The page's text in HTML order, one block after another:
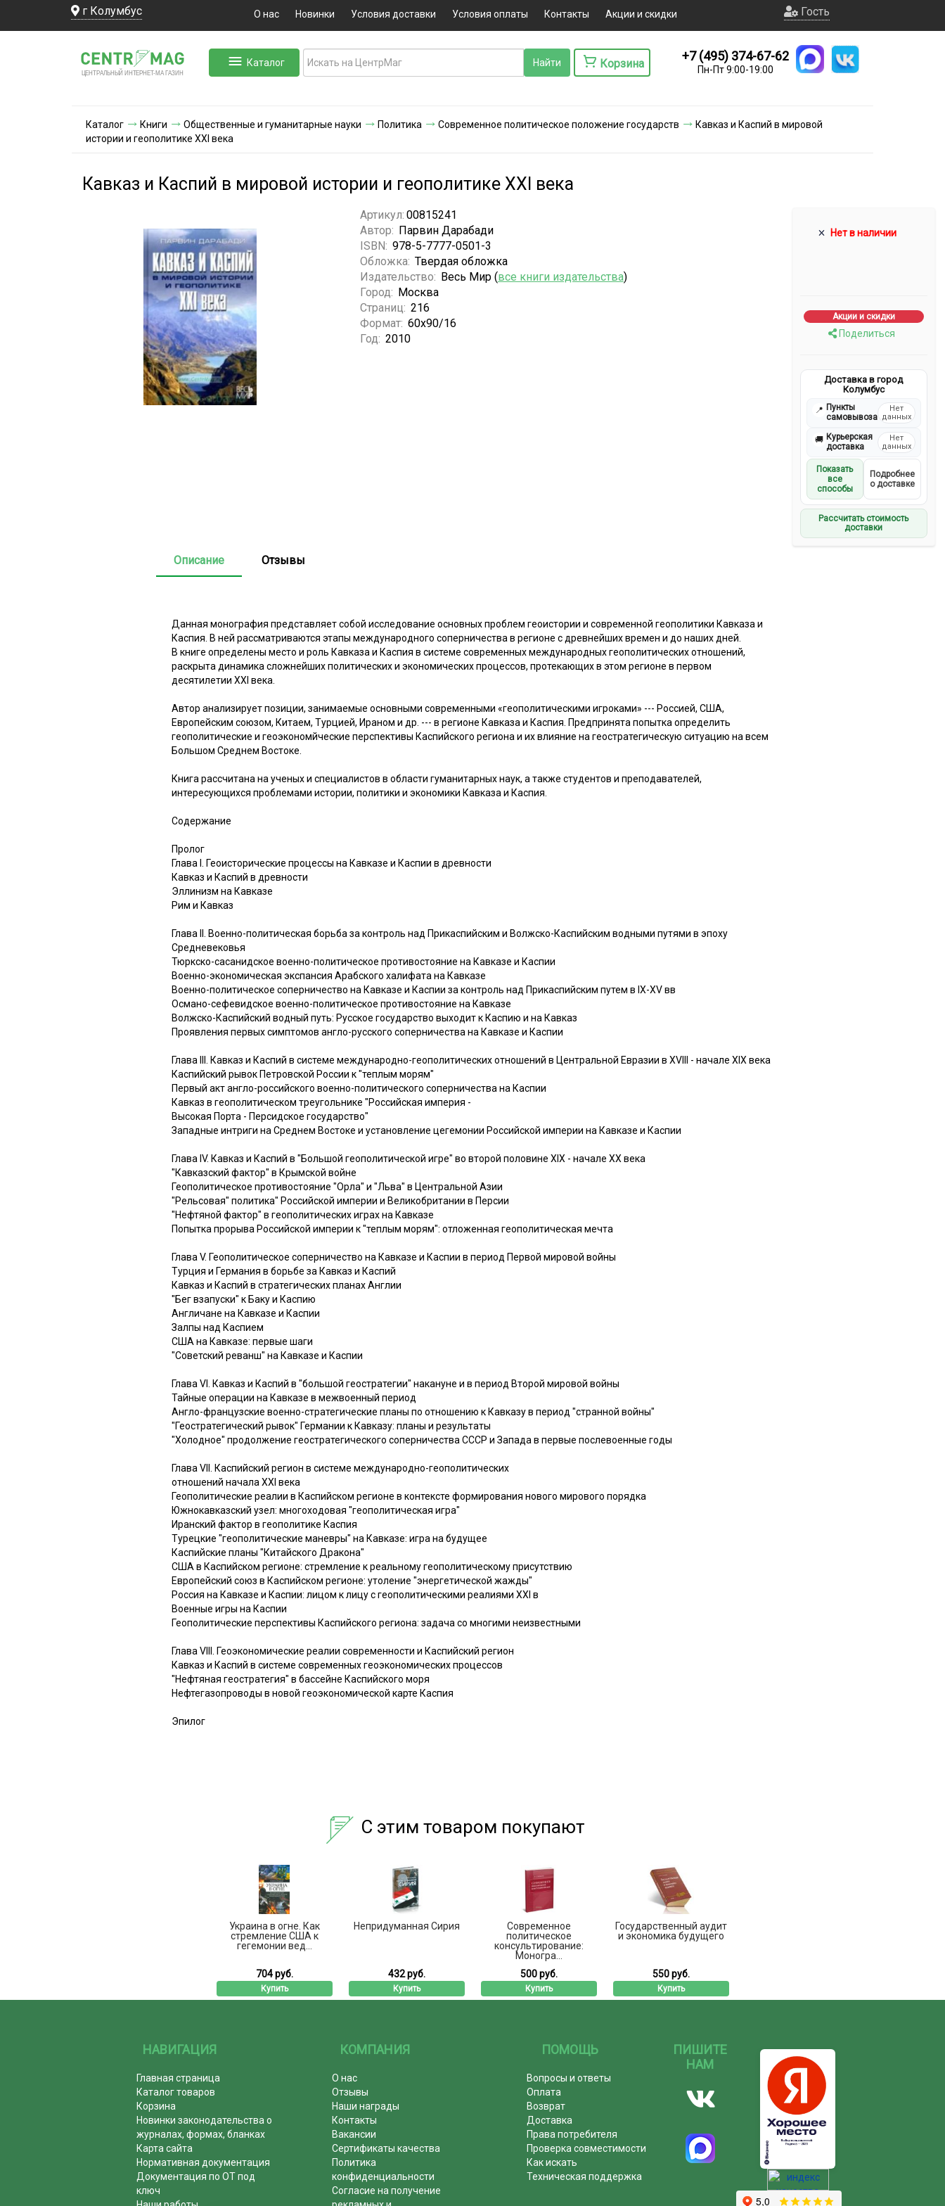
г Колумбус О нас Новинки Условия доставки Условия оплаты Контакты Акции и скидки Гость
ЦЕНТРАЛЬНЫЙ ИНТЕРНЕТ-МА ГАЗИН
Каталог Корзина
+7 (495) 374-67-62
Пн-Пт 9:00-19:00
Каталог Книги Общественные и гуманитарные науки Политика Современное политическое положение государств
Кавказ и Каспий в мировой
истории и геополитике ХХI века
Кавказ и Каспий в мировой истории и геополитике ХХI века
Нет в наличии
Акции и скидки
Поделиться
Доставка в город
Колумбус
📍 Пункты
самовывоза
Нет
данных
🚚 Курьерская
доставка
Нет
данных
Показать
все
способы
Подробнее
о доставке
Рассчитать стоимость
доставки
Артикул: 00815241
Автор: Парвин Дарабади
ISBN: 978-5-7777-0501-3
Обложка: Твердая обложка
Издательство: Весь Мир (все книги издательства)
Город: Москва
Страниц: 216
Формат: 60х90/16
Год: 2010
Описание Отзывы
Данная монография представляет собой исследование основных проблем геоистории и современной геополитики Кавказа и
Каспия. В ней рассматриваются этапы международного соперничества в регионе с древнейших времен и до наших дней.
В книге определены место и роль Кавказа и Каспия в системе современных международных геополитических отношений,
раскрыта динамика сложнейших политических и экономических процессов, протекающих в этом регионе в первом
десятилетии XXI века.
Автор анализирует позиции, занимаемые основными современными «геополитическими игроками» --- Россией, США,
Европейским союзом, Китаем, Турцией, Ираном и др. --- в регионе Кавказа и Каспия. Предпринята попытка определить
геополитические и геоэкономйческие перспективы Каспийского региона и их влияние на геостратегическую ситуацию на всем
Большом Среднем Востоке.
Книга рассчитана на ученых и специалистов в области гуманитарных наук, а также студентов и преподавателей,
интересующихся проблемами истории, политики и экономики Кавказа и Каспия.
Содержание
Пролог
Глава I. Геоисторические процессы на Кавказе и Каспии в древности
Кавказ и Каспий в древности
Эллинизм на Кавказе
Рим и Кавказ
Глава II. Военно-политическая борьба за контроль над Прикаспийским и Волжско-Каспийским водными путями в эпоху
Средневековья
Тюркско-сасанидское военно-политическое противостояние на Кавказе и Каспии
Военно-экономическая экспансия Арабского халифата на Кавказе
Военно-политическое соперничество на Кавказе и Каспии за контроль над Прикаспийским путем в IX-XV вв
Османо-сефевидское военно-политическое противостояние на Кавказе
Волжско-Каспийский водный путь: Русское государство выходит к Каспию и на Кавказ
Проявления первых симптомов англо-русского соперничества на Кавказе и Каспии
Глава III. Кавказ и Каспий в системе международно-геополитических отношений в Центральной Евразии в XVIII - начале XIX века
Каспийский рывок Петровской России к "теплым морям"
Первый акт англо-российского военно-политического соперничества на Каспии
Кавказ в геополитическом треугольнике "Российская империя -
Высокая Порта - Персидское государство"
Западные интриги на Среднем Востоке и установление цегемонии Российской империи на Кавказе и Каспии
Глава IV. Кавказ и Каспий в "Большой геополитической игре" во второй половине XIX - начале XX века
"Кавказский фактор" в Крымской войне
Геополитическое противостояние "Орла" и "Льва" в Центральной Азии
"Рельсовая" политика" Российской империи и Великобритании в Персии
"Нефтяной фактор" в геополитических играх на Кавказе
Попытка прорыва Российской империи к "теплым морям": отложенная геополитическая мечта
Глава V. Геополитическое соперничество на Кавказе и Каспии в период Первой мировой войны
Турция и Германия в борьбе за Кавказ и Каспий
Кавказ и Каспий в стратегических планах Англии
"Бег взапуски" к Баку и Каспию
Англичане на Кавказе и Каспии
Залпы над Каспием
США на Кавказе: первые шаги
"Советский реванш" на Кавказе и Каспии
Глава VI. Кавказ и Каспий в "большой геостратегии" накануне и в период Второй мировой войны
Тайные операции на Кавказе в межвоенный период
Англо-французские военно-стратегические планы по отношению к Кавказу в период "странной войны"
"Геостратегический рывок" Германии к Кавказу: планы и результаты
"Холодное" продолжение геостратегического соперничества СССР и Запада в первые послевоенные годы
Глава VII. Каспийский регион в системе международно-геополитических
отношений начала XXI века
Геополитические реалии в Каспийском регионе в контексте формирования нового мирового порядка
Южнокавказский узел: многоходовая "геополитическая игра"
Иранский фактор в геополитике Каспия
Турецкие "геополитические маневры" на Кавказе: игра на будущее
Каспийские планы "Китайского Дракона"
США в Каспийском регионе: стремление к реальному геополитическому присутствию
Европейский союз в Каспийском регионе: утоление "энергетической жажды"
Россия на Кавказе и Каспии: лицом к лицу с геополитическими реалиями XXI в
Военные игры на Каспии
Геополитические перспективы Каспийского региона: задача со многими неизвестными
Глава VIII. Геоэкономические реалии современности и Каспийский регион
Кавказ и Каспий в системе современных геоэкономических процессов
"Нефтяная геостратегия" в бассейне Каспийского моря
Нефтегазопроводы в новой геоэкономической карте Каспия
Эпилог
С этим товаром покупают
Украина в огне. Как
стремление США к
гегемонии вед...
704 руб.
Купить
Непридуманная Сирия
432 руб.
Купить
Современное
политическое
консультирование:
Моногра...
500 руб.
Купить
Государственный аудит
и экономика будущего
550 руб.
Купить
НАВИГАЦИЯ
Главная страница
Каталог товаров
Корзина
Новинки законодательства о
журналах, формах, бланках
Карта сайта
Нормативная документация
Документация по ОТ под
ключ
КОМПАНИЯ
О нас
Отзывы
Наши награды
Контакты
Вакансии
Сертификаты качества
Политика
конфиденциальности
Согласие на получение
ПОМОЩЬ
Вопросы и ответы
Оплата
Возврат
Доставка
Права потребителя
Проверка совместимости
Как искать
Техническая поддержка
ПИШИТЕ
НАМ